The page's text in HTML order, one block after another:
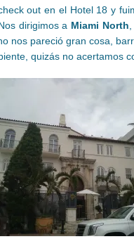
out en el Hotel 18 y
dirigimos a Miami North
nos pareció gran cosa,
quizás no acertamos